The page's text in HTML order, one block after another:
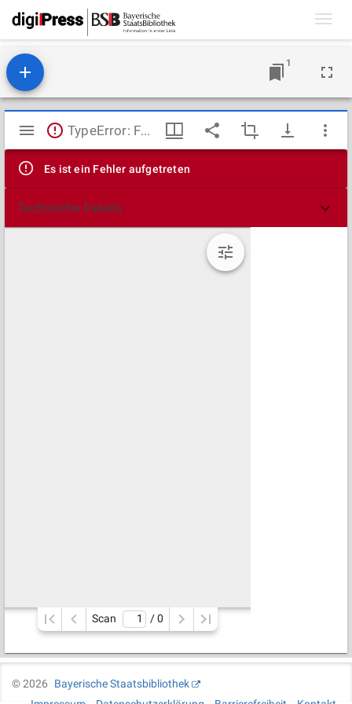
1
Mirador
Viewer
TypeError: Failed to fetch
Es ist ein Fehler aufgetreten
Technische Details
Scan / 0
©2026
Bayerische Staatsbibliothek